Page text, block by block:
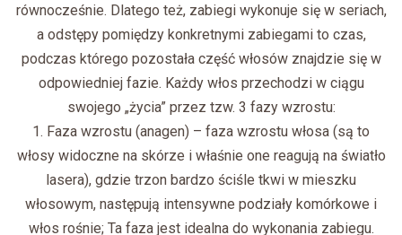
równocześnie. Dlatego też, zabiegi wykonuje się w seriach,
a odstępy pomiędzy konkretnymi zabiegami to czas,
podczas którego pozostała część włosów znajdzie się w
odpowiedniej fazie. Każdy włos przechodzi w ciągu
swojego „życia” przez tzw. 3 fazy wzrostu:
1. Faza wzrostu (anagen) – faza wzrostu włosa (są to
włosy widoczne na skórze i właśnie one reagują na światło
lasera), gdzie trzon bardzo ściśle tkwi w mieszku
włosowym, następują intensywne podziały komórkowe i
włos rośnie; Ta faza jest idealna do wykonania zabiegu.